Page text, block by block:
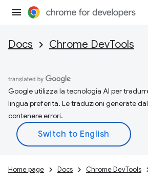
Docs Chrome DevTools
Google utilizza la tecnologia AI per
lingua preferita. Le traduzioni generate
contenere errori.
Home page Docs Chrome DevTools